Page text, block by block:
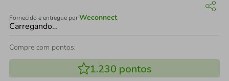
Fornecido e entregue porWeconnect
Carregando…
Compre com pontos:
1.230 pontos